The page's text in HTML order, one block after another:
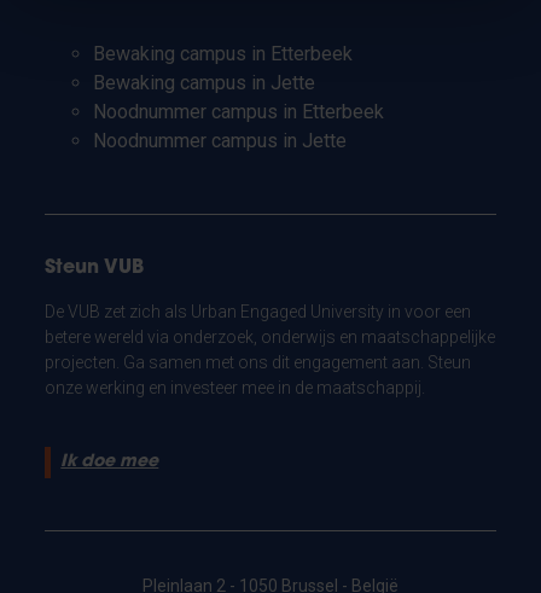
Bewaking campus in Etterbeek
Bewaking campus in Jette
Noodnummer campus in Etterbeek
Noodnummer campus in Jette
Steun VUB
De VUB zet zich als Urban Engaged University in voor een
betere wereld via onderzoek, onderwijs en maatschappelijke
projecten. Ga samen met ons dit engagement aan. Steun
onze werking en investeer mee in de maatschappij.
Ik doe mee
Pleinlaan 2 - 1050 Brussel - België